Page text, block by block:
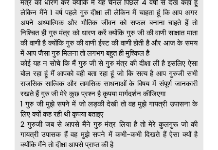
मंत्र को धारण करें क्योंकि मैं यह चैनल पिछले 4 वर्षों से देख कहां हूं
लेकिन मैंने 1 वर्ष पहले गुरु दीक्षा ली लेकिन मैं चाहता हूं कि आप अगर
अपने अध्यात्मिक और भौतिक जीवन को सफल बनाना चाहते हैं तो
निश्चित ही गुरु मंत्र को धारण करें क्योंकि गुरु जी की वाणी साक्षात माता
की वाणी है क्योंकि गुरु की वाणी ईस्ट की वाणी होती है और आज के समय
में आप जैसा गुरु मिलना तो लगभग बहुत ही मुश्किल है
कोई यह न सोचे कि मैं गुरु जी से गुरु मंत्र की दीक्षा ली है इसलिए ऐसा
बोल रहा हूं मैं आपको वही बता रहा हूं जो कि सत्य है आप गुरुजी सभी
राजसिक सात्विक और तामसिक साधनाओं के विषय में संपूर्ण जानकारी
रखते हैं गुरु जी मेरे कुछ प्रश्न है कृपया मार्गदर्शन कीजिएगा
1 गुरु जी मुझे सपने में जो लड़की देखी तो वह मुझे गायत्री उपासना के
लिए क्यों कह रही थी कृपया बताइए
2 गुरुजी जब से आपसे मैंने गुरु मंत्र लिया है तो मेरे कुलगुरू जो की
गायत्री उपासक हैं वह मुझे सपने में कभी-कभी दिखते हैं ऐसा क्यों है
क्योंकि मैंने तो दीक्षा आपसे प्राप्त की है